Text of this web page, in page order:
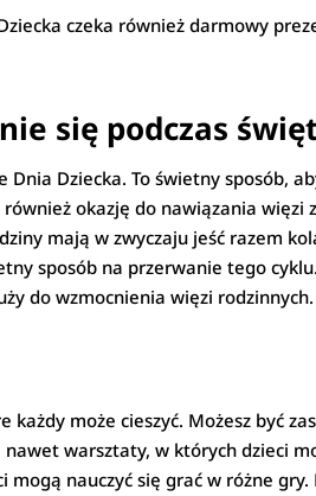
czeka również darmowy
się podczas
Dziecka. To świetny sposób,
okazję do nawiązania więzi
mają w zwyczaju jeść razem
sposób na przerwanie tego
do wzmocnienia więzi rodzinnych.
może cieszyć. Możesz być
warsztaty, w których dzieci
nauczyć się grać w różne